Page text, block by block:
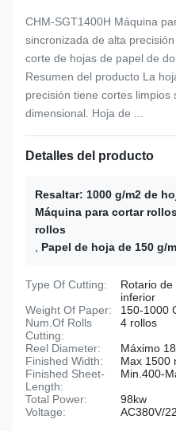
CHM-SGT1400H Máquina
sincronizada de alta
corte de hojas de papel de
Resumen del producto La
precisión tiene cortes limpios
dimensional. Hoja de ...
Detalles del producto
Resaltar: 1000 g/m2 de
Máquina para cortar
rollos
Papel de hoja de 150 g/
Type Of Cutting:
Rotario
inferior
Weight Of Paper:
150-1000
Num.Of Rolls
Cutting:
4 rollos
Reel Diameter:
Máximo
Finished Width:
Max 1500
Finished Sheet-
Length:
Min.400-
Total Power:
98kw
Voltage:
AC380V/